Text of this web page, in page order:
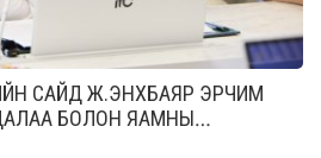
САЙД Ж.ЭНХБАЯР ЭРЧИМ
БОЛОН ЯАМНЫ
АВЧ УУЛЗЛАА